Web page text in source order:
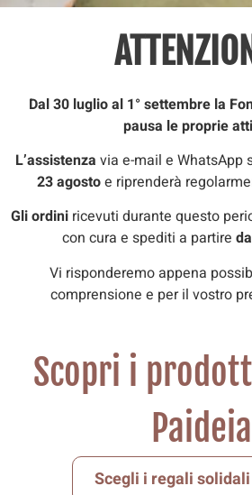
Dal 30 luglio al 1° settembre la
pausa le proprie
L’assistenza via e-mail e WhatsApp
23 agostoe riprenderà
Gli ordiniricevuti durante questo
con cura e spediti a partire
Vi risponderemo appena
comprensione e per il vostro
Scopri i
Paideia
Scegli i regali